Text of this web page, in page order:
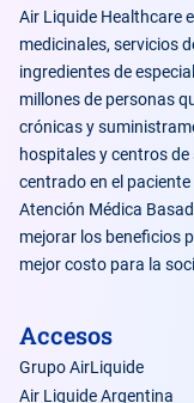
Air Liquide Healthcare
medicinales, servicios
ingredientes de
millones de personas
crónicas y
hospitales y centros
centrado en el
Atención Médica
mejorar los beneficios
mejor costo para la
Accesos
Grupo AirLiquide
Air Liquide Argentina